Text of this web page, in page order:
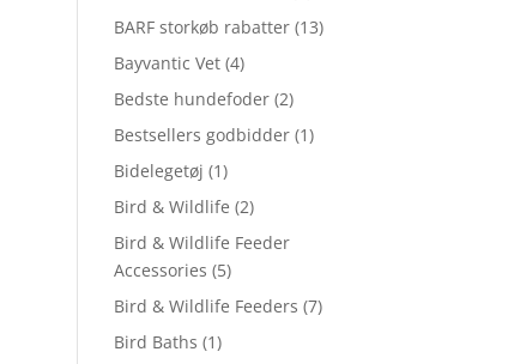
BARF storkøb rabatter (13)
Bayvantic Vet (4)
Bedste hundefoder (2)
Bestsellers godbidder (1)
Bidelegetøj (1)
Bird & Wildlife (2)
Bird & Wildlife Feeder
Accessories (5)
Bird & Wildlife Feeders (7)
Bird Baths (1)